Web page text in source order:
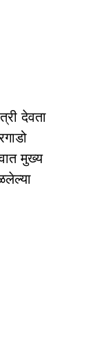
देवता
मुख्य